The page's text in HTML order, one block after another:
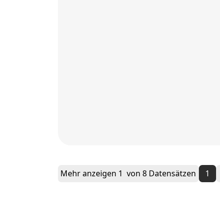
Mehr anzeigen 1 von 8 Datensätzen 1